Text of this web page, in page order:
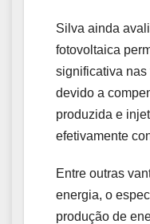
Silva ainda
fotovoltaica
significativa nas
devido a
produzida e
efetivamente
Entre outras
energia, o
produção de